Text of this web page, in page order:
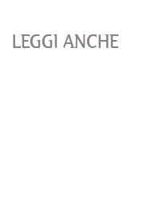
LEGGI ANCHE